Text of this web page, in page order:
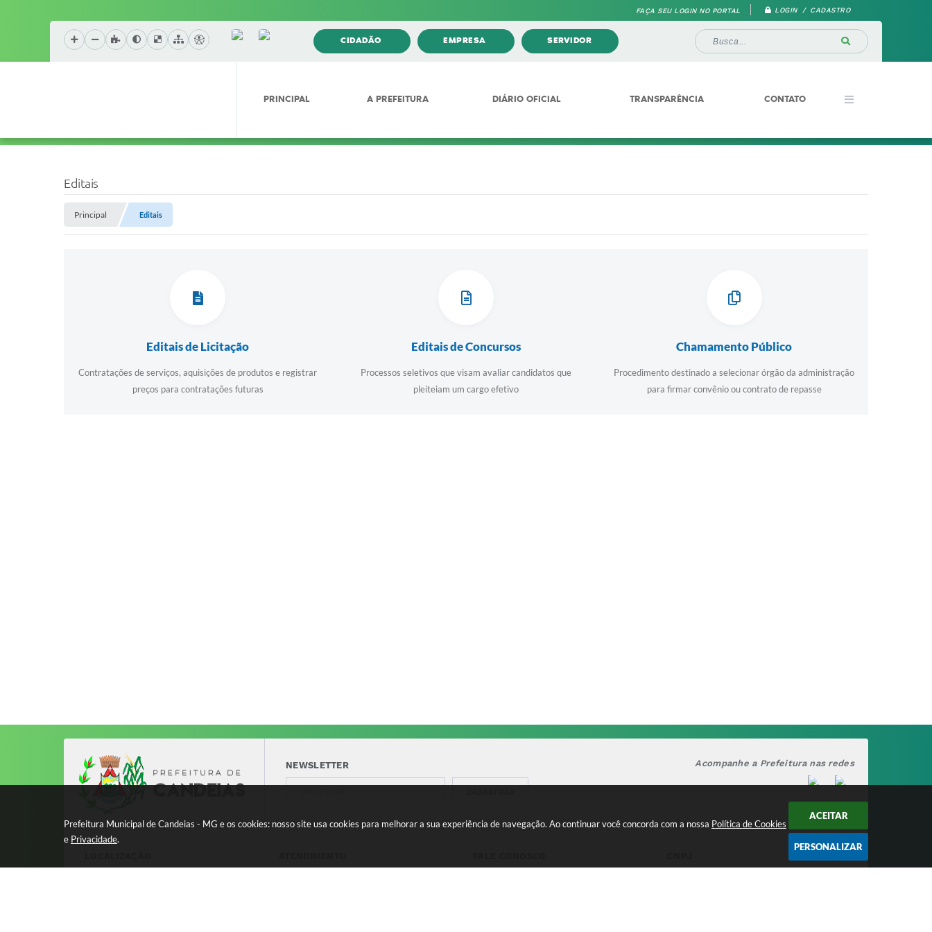
Prefeitura Municipal de Candeias - MG e os cookies: nosso site usa cookies para melhorar a sua experiência de navegação. Ao continuar você concorda com a nossa Política de Cookies
e Privacidade.
ACEITAR
PERSONALIZAR
FAÇA SEU LOGIN NO PORTAL LOGIN / CADASTRO
CIDADÃO EMPRESA SERVIDOR
PRINCIPAL A PREFEITURA DIÁRIO OFICIAL TRANSPARÊNCIA CONTATO
Editais
Principal Editais
Editais de Licitação
Contratações de serviços, aquisições de produtos e registrar
preços para contratações futuras
Editais de Concursos
Processos seletivos que visam avaliar candidatos que
pleiteiam um cargo efetivo
Chamamento Público
Procedimento destinado a selecionar órgão da administração
para firmar convênio ou contrato de repasse
NEWSLETTER Acompanhe a Prefeitura nas redes
Avenida 17 de Dezembro, nº 240
Segunda-feira a Quinta 08:00 às
Telefone para contato: 17.888.090/0001-00